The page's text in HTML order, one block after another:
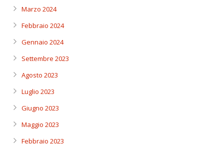
Marzo 2024
Febbraio 2024
Gennaio 2024
Settembre 2023
Agosto 2023
Luglio 2023
Giugno 2023
Maggio 2023
Febbraio 2023